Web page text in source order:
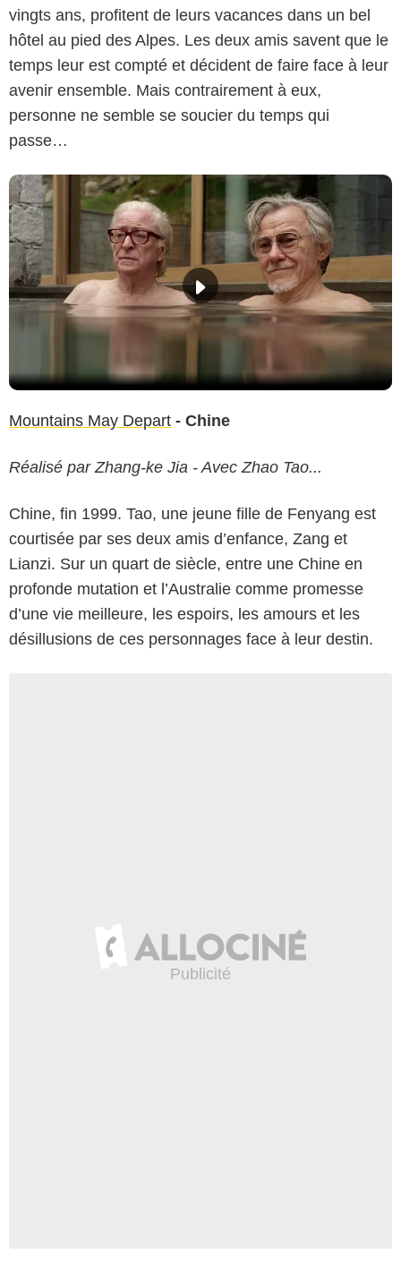
vingts ans, profitent de leurs vacances dans un bel
hôtel au pied des Alpes. Les deux amis savent que le
temps leur est compté et décident de faire face à leur
avenir ensemble. Mais contrairement à eux,
personne ne semble se soucier du temps qui
passe…
Mountains May Depart - Chine
Réalisé par Zhang-ke Jia - Avec Zhao Tao...
Chine, fin 1999. Tao, une jeune fille de Fenyang est
courtisée par ses deux amis d’enfance, Zang et
Lianzi. Sur un quart de siècle, entre une Chine en
profonde mutation et l’Australie comme promesse
d’une vie meilleure, les espoirs, les amours et les
désillusions de ces personnages face à leur destin.